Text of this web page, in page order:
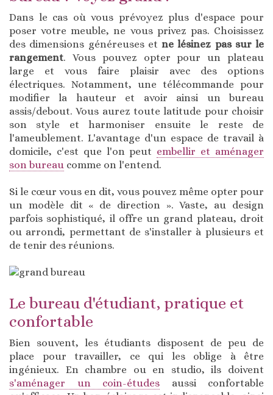
Dans le cas où vous prévoyez plus d'espace pour
poser votre meuble, ne vous privez pas. Choisissez
des dimensions généreuses et ne lésinez pas sur le
rangement. Vous pouvez opter pour un plateau
large et vous faire plaisir avec des options
électriques. Notamment, une télécommande pour
modifier la hauteur et avoir ainsi un bureau
assis/debout. Vous aurez toute latitude pour choisir
son style et harmoniser ensuite le reste de
l'ameublement. L'avantage d'un espace de travail à
domicile, c'est que l'on peut embellir et aménager
son bureau comme on l'entend.
Si le cœur vous en dit, vous pouvez même opter pour
un modèle dit « de direction ». Vaste, au design
parfois sophistiqué, il offre un grand plateau, droit
ou arrondi, permettant de s'installer à plusieurs et
de tenir des réunions.
Le bureau d'étudiant, pratique et
confortable
Bien souvent, les étudiants disposent de peu de
place pour travailler, ce qui les oblige à être
ingénieux. En chambre ou en studio, ils doivent
s'aménager un coin-études aussi confortable